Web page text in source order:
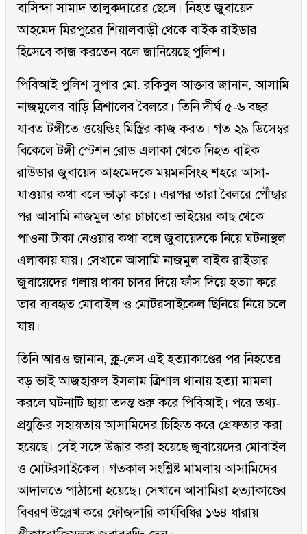
বাসিন্দা সামাদ তালুকদারের ছেলে। নিহত জুবায়েদ
আহমেদ মিরপুরের শিয়ালবাড়ী থেকে বাইক রাইডার
হিসেবে কাজ করতেন বলে জানিয়েছে পুলিশ।
পিবিআই পুলিশ সুপার মো. রকিবুল আক্তার জানান, আসামি
নাজমুলের বাড়ি ত্রিশালের বৈলরে। তিনি দীর্ঘ ৫-৬ বছর
যাবত টঙ্গীতে ওয়েল্ডিং মিস্ত্রির কাজ করত। গত ২৯ ডিসেম্বর
বিকেলে টঙ্গী স্টেশন রোড এলাকা থেকে নিহত বাইক
রাউডার জুবায়েদ আহমেদকে ময়মনসিংহ শহরে আসা-
যাওয়ার কথা বলে ভাড়া করে। এরপর তারা বৈলরে পৌঁছার
পর আসামি নাজমুল তার চাচাতো ভাইয়ের কাছ থেকে
পাওনা টাকা নেওয়ার কথা বলে জুবায়েদকে নিয়ে ঘটনাস্থল
এলাকায় যায়। সেখানে আসামি নাজমুল বাইক রাইডার
জুবায়েদের গলায় থাকা চাদর দিয়ে ফাঁস দিয়ে হত্যা করে
তার ব্যবহৃত মোবাইল ও মোটরসাইকেল ছিনিয়ে নিয়ে চলে
যায়।
তিনি আরও জানান, ক্লু-লেস এই হত্যাকাণ্ডের পর নিহতের
বড় ভাই আজহারুল ইসলাম ত্রিশাল থানায় হত্যা মামলা
করলে ঘটনাটি ছায়া তদন্ত শুরু করে পিবিআই। পরে তথ্য-
প্রযুক্তির সহায়তায় আসামিদের চিহ্নিত করে গ্রেফতার করা
হয়েছে। সেই সঙ্গে উদ্ধার করা হয়েছে জুবায়েদের মোবাইল
ও মোটরসাইকেল। গতকাল সংশ্লিষ্ট মামলায় আসামিদের
আদালতে পাঠানো হয়েছে। সেখানে আসামিরা হত্যাকাণ্ডের
বিবরণ উল্লেখ করে ফৌজদারি কার্যবিধির ১৬৪ ধারায়